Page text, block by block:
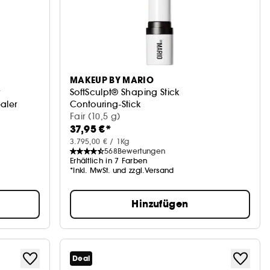
MAKEUP BY MARIO
SoftSculpt® Shaping Stick
Contouring-Stick
Fair (10,5 g)
37,95 €*
3.795,00 € / 1Kg
568Bewertungen
Erhältlich in 7 Farben
*Inkl. MwSt. und zzgl.Versand
Hinzufügen
Deal